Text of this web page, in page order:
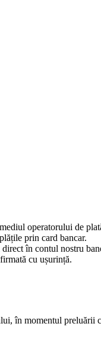
operatorului de
prin card bancar.
în contul nostru
cu ușurință.
în momentul